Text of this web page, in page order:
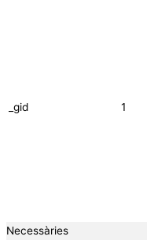
_gid 1
Necessàries